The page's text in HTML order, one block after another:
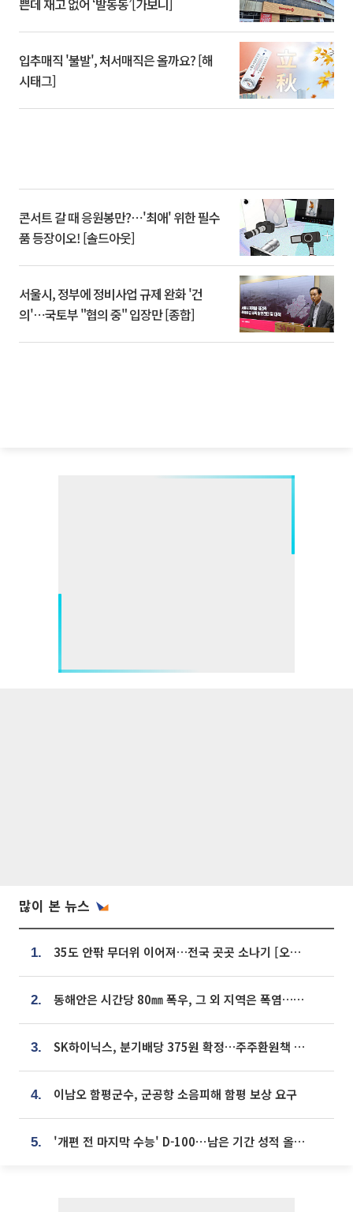
쁜데 재고 없어 ‘발동동’[가보니]
입추매직 '불발', 처서매직은 올까요? [해
시태그]
콘서트 갈 때 응원봉만?⋯'최애' 위한 필수
품 등장이오! [솔드아웃]
서울시, 정부에 정비사업 규제 완화 '건
의'⋯국토부 "협의 중" 입장만 [종합]
많이 본 뉴스
1. 35도 안팎 무더위 이어져…전국 곳곳 소나기 [오늘 날씨]
2. 동해안은 시간당 80㎜ 폭우, 그 외 지역은 폭염…‘극과 극 날씨’
3. SK하이닉스, 분기배당 375원 확정…주주환원책 9월로 앞당겨 발표
4. 이남오 함평군수, 군공항 소음피해 함평 보상 요구
5. '개편 전 마지막 수능' D-100⋯남은 기간 성적 올릴 전략은